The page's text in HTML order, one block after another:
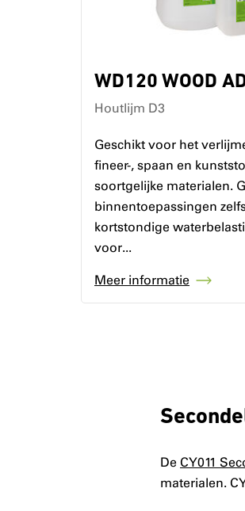
WD120 WOOD
Houtlijm D3
Geschikt voor het
fineer-, spaan en
soortgelijke materialen.
binnentoepassingen
kortstondige
voor...
Meer informatie
De CY011
materialen.